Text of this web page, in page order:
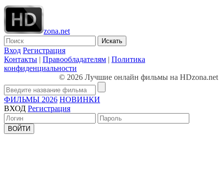
zona.net
Искать
Вход Регистрация
Контакты | Правообладателям | Политика
конфиденциальности
© 2026 Лучшие онлайн фильмы на HDzona.net
ФИЛЬМЫ 2026 НОВИНКИ
ВХОД Регистрация